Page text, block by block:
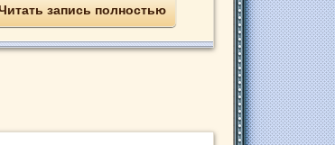
запись полностью